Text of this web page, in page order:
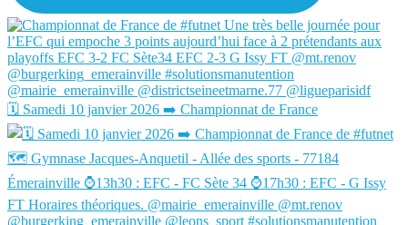
🗓️ Samedi 10 janvier 2026 ➡️ Championnat de France